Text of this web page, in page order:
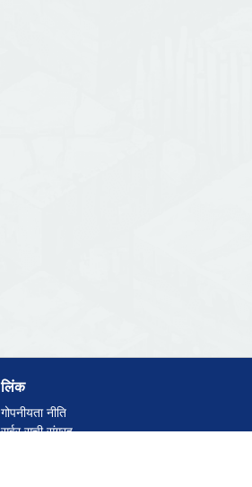
लिंक
गोपनीयता नीति
सर्वर सूची संग्रह